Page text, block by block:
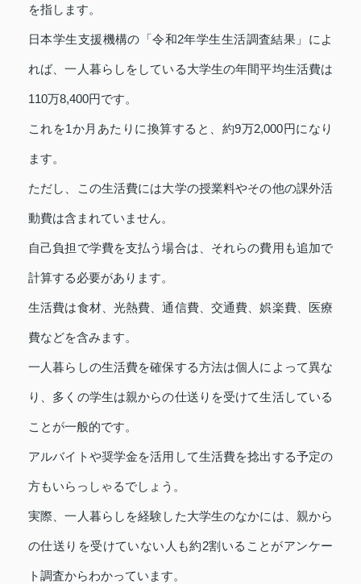
を指します。
日本学生支援機構の「令和2年学生生活調査結果」によ
れば、一人暮らしをしている大学生の年間平均生活費は
110万8,400円です。
これを1か月あたりに換算すると、約9万2,000円になり
ます。
ただし、この生活費には大学の授業料やその他の課外活
動費は含まれていません。
自己負担で学費を支払う場合は、それらの費用も追加で
計算する必要があります。
生活費は食材、光熱費、通信費、交通費、娯楽費、医療
費などを含みます。
一人暮らしの生活費を確保する方法は個人によって異な
り、多くの学生は親からの仕送りを受けて生活している
ことが一般的です。
アルバイトや奨学金を活用して生活費を捻出する予定の
方もいらっしゃるでしょう。
実際、一人暮らしを経験した大学生のなかには、親から
の仕送りを受けていない人も約2割いることがアンケー
ト調査からわかっています。